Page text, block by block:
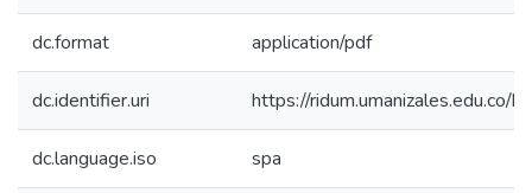
dc.format application/pdf
dc.identifier.uri https://
dc.language.iso spa